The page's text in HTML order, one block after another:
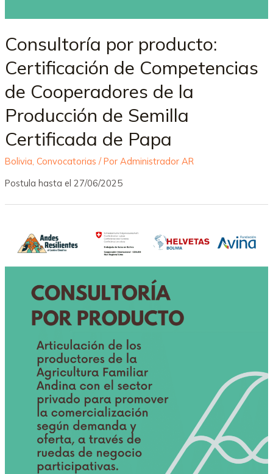
Consultoría por producto:
Certificación de Competencias
de Cooperadores de la
Producción de Semilla
Certificada de Papa
Bolivia Convocatorias / Por Administrador AR
Postula hasta el 27/06/2025